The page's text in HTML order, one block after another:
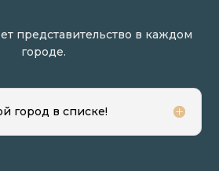
представительство в каждом
городе.
город в списке!